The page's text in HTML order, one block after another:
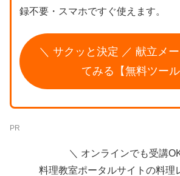
録不要・スマホですぐ使えます。
＼ サクッと決定 ／ 献立メ
てみる【無料ツール
PR
＼ オンラインでも受講
料理教室ポータルサイトの料理